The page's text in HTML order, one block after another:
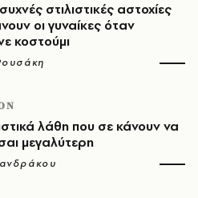
στιλιστικές αστοχίες
οι γυναίκες όταν
κοστούμι
λάθη που σε κάνουν να
μεγαλύτερη